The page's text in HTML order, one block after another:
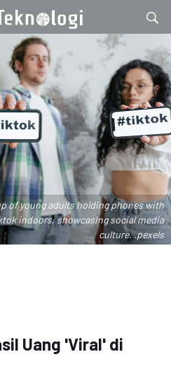
of young adults holding phones with
indoors, showcasing social media
culture. .pexels
Uang 'Viral' di